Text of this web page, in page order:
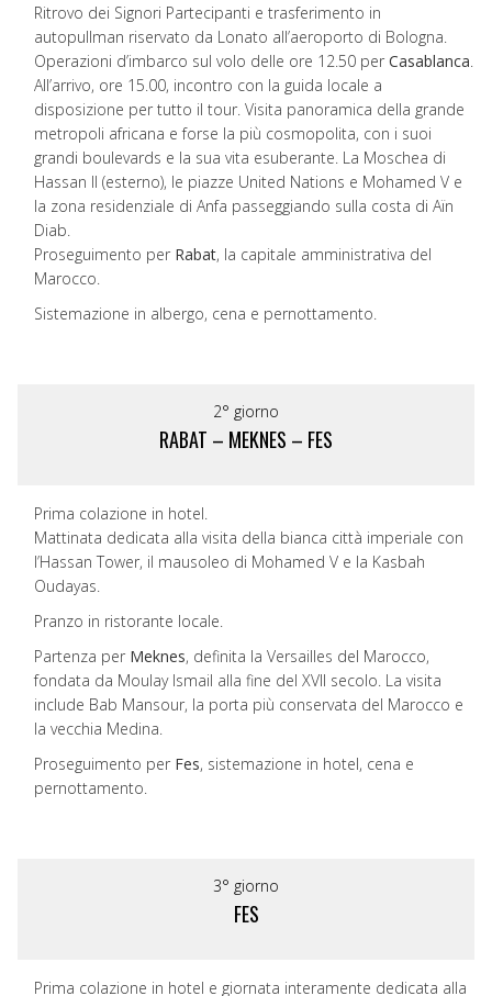
Ritrovo dei Signori Partecipanti e trasferimento in
autopullman riservato da Lonato all’aeroporto di Bologna.
Operazioni d’imbarco sul volo delle ore 12.50 per Casablanca
All’arrivo, ore 15.00, incontro con la guida locale a
disposizione per tutto il tour. Visita panoramica della grande
metropoli africana e forse la più cosmopolita, con i suoi
grandi boulevards e la sua vita esuberante. La Moschea di
Hassan II (esterno), le piazze United Nations e Mohamed V e
la zona residenziale di Anfa passeggiando sulla costa di Aïn
Diab.
Proseguimento per Rabat, la capitale amministrativa del
Marocco.
Sistemazione in albergo, cena e pernottamento.
2° giorno
RABAT – MEKNES – FES
Prima colazione in hotel.
Mattinata dedicata alla visita della bianca città imperiale con
l’Hassan Tower, il mausoleo di Mohamed V e la Kasbah
Oudayas.
Pranzo in ristorante locale.
Partenza per Meknes, definita la Versailles del Marocco,
fondata da Moulay Ismail alla fine del XVII secolo. La visita
include Bab Mansour, la porta più conservata del Marocco e
la vecchia Medina.
Proseguimento per Fes, sistemazione in hotel, cena e
pernottamento.
3° giorno
FES
Prima colazione in hotel e giornata interamente dedicata alla